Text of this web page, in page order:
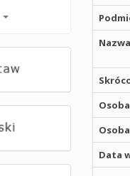
Data